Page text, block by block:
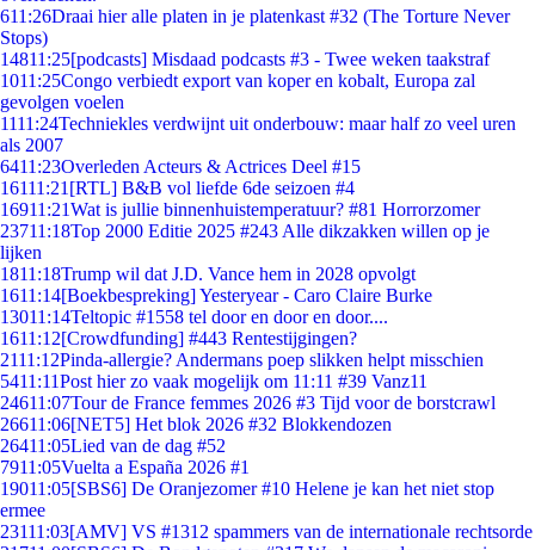
611:26Draai hier alle platen in je platenkast #32 (The Torture Never
Stops)
14811:25[podcasts] Misdaad podcasts #3 - Twee weken taakstraf
1011:25Congo verbiedt export van koper en kobalt, Europa zal
gevolgen voelen
1111:24Techniekles verdwijnt uit onderbouw: maar half zo veel uren
als 2007
6411:23Overleden Acteurs & Actrices Deel #15
16111:21 [RTL] B&B vol liefde 6de seizoen #4
16911:21Wat is jullie binnenhuistemperatuur? #81 Horrorzomer
23711:18Top 2000 Editie 2025 #243 Alle dikzakken willen op je
lijken
1811:18Trump wil dat J.D. Vance hem in 2028 opvolgt
1611:14[Boekbespreking] Yesteryear - Caro Claire Burke
13011:14Teltopic #1558 tel door en door en door....
1611:12[Crowdfunding] #443 Rentestijgingen?
2111:12Pinda-allergie? Andermans poep slikken helpt misschien
5411:11Post hier zo vaak mogelijk om 11:11 #39 Vanz11
24611:07Tour de France femmes 2026 #3 Tijd voor de borstcrawl
26611:06[NET5] Het blok 2026 #32 Blokkendozen
26411:05Lied van de dag #52
7911:05Vuelta a España 2026 #1
19011:05[SBS6] De Oranjezomer #10 Helene je kan het niet stop
ermee
23111:03[AMV] VS #1312 spammers van de internationale rechtsorde